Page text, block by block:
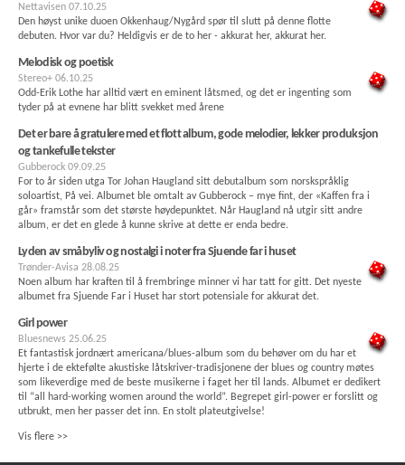
Nettavisen 07.10.25
Den høyst unike duoen Okkenhaug/Nygård spør til slutt på denne flotte
debuten. Hvor var du? Heldigvis er de to her - akkurat her, akkurat her.
Melodisk og poetisk
Stereo+ 06.10.25
Odd-Erik Lothe har alltid vært en eminent låtsmed, og det er ingenting som
tyder på at evnene har blitt svekket med årene
Det er bare å gratulere med et flott album, gode melodier, lekker produksjon
og tankefulle tekster
Gubberock 09.09.25
For to år siden utga Tor Johan Haugland sitt debutalbum som norskspråklig
soloartist, På vei. Albumet ble omtalt av Gubberock – mye fint, der «Kaffen fra i
går» framstår som det største høydepunktet. Når Haugland nå utgir sitt andre
album, er det en glede å kunne skrive at dette er enda bedre.
Lyden av småbyliv og nostalgi i noter fra Sjuende far i huset
Trønder-Avisa 28.08.25
Noen album har kraften til å frembringe minner vi har tatt for gitt. Det nyeste
albumet fra Sjuende Far i Huset har stort potensiale for akkurat det.
Girl power
Bluesnews 25.06.25
Et fantastisk jordnært americana/blues-album som du behøver om du har et
hjerte i de ektefølte akustiske låtskriver-tradisjonene der blues og country møtes
som likeverdige med de beste musikerne i faget her til lands. Albumet er dedikert
til “all hard-working women around the world”. Begrepet girl-power er forslitt og
utbrukt, men her passer det inn. En stolt plateutgivelse!
Vis flere >>